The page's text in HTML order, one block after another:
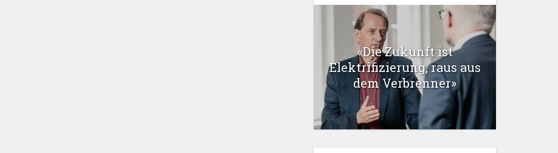
«Die Zukunft ist
Elektrifizierung, raus aus
dem Verbrenner»